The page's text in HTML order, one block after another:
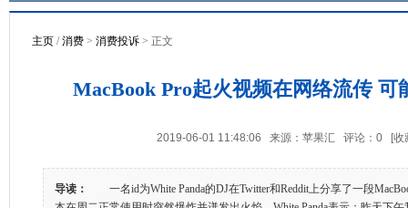
主页 /消费 > 消费投诉 > 正文
MacBook Pro起火视频在网络流传 可
2019-06-01 11:48:06 来源：苹果汇 评论： 0 [收
导读：
一名id为White Panda的DJ在Twitter和Reddit上分享了一段